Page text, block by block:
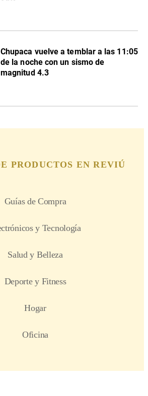
Chupaca vuelve a temblar a las 11:05
de la noche con un sismo de
magnitud 4.3